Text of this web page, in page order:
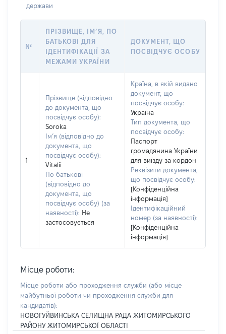
держави
№
ПРІЗВИЩЕ, ІМ’Я, ПО
БАТЬКОВІ ДЛЯ
ІДЕНТИФІКАЦІЇ ЗА
МЕЖАМИ УКРАЇНИ
ДОКУМЕНТ, ЩО
ПОСВІДЧУЄ ОСОБУ
1
Прізвище (відповідно
до документа, що
посвідчує особу):
Soroka
Ім’я (відповідно до
документа, що
посвідчує особу):
Vitalii
По батькові
(відповідно до
документа, що
посвідчує особу) (за
наявності): Не
застосовується
Країна, в якій видано
документ, що
посвідчує особу:
Україна
Тип документа, що
посвідчує особу:
Паспорт
громадянина України
для виїзду за кордон
Реквізити документа,
що посвідчує особу:
[Конфіденційна
інформація]
Ідентифікаційний
номер (за наявності):
[Конфіденційна
інформація]
Місце роботи:
Місце роботи або проходження служби (або місце
майбутньої роботи чи проходження служби для
кандидатів):
НОВОГУЙВИНСЬКА СЕЛИЩНА РАДА ЖИТОМИРСЬКОГО
РАЙОНУ ЖИТОМИРСЬКОЇ ОБЛАСТІ